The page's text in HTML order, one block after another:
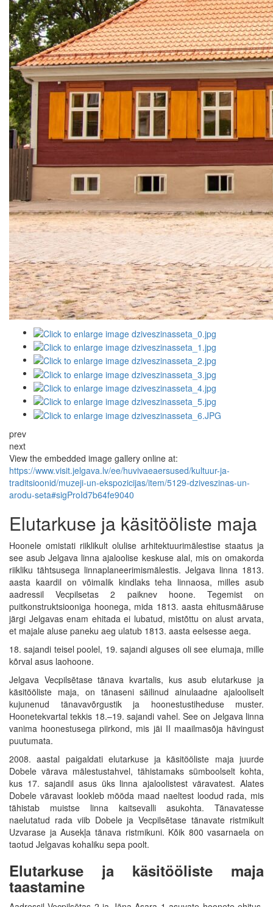
prev
next
View the embedded image gallery online at:
https://www.visit.jelgava.lv/ee/huvivaeaersused/kultuur-ja-
traditsioonid/muzeji-un-ekspozicijas/item/5129-dziveszinas-un-
arodu-seta#sigProId7b64fe9040
Elutarkuse ja käsitööliste maja
Hoonele omistati riiklikult olulise arhitektuurimälestise staatus ja
see asub Jelgava linna ajaloolise keskuse alal, mis on omakorda
riikliku tähtsusega linnaplaneerimismälestis. Jelgava linna 1813.
aasta kaardil on võimalik kindlaks teha linnaosa, milles asub
aadressil Vecpilsetas 2 paiknev hoone. Tegemist on
puitkonstruktsiooniga hoonega, mida 1813. aasta ehitusmääruse
järgi Jelgavas enam ehitada ei lubatud, mistõttu on alust arvata,
et majale aluse paneku aeg ulatub 1813. aasta eelsesse aega.
18. sajandi teisel poolel, 19. sajandi alguses oli see elumaja, mille
kõrval asus laohoone.
Jelgava Vecpilsētase tänava kvartalis, kus asub elutarkuse ja
käsitööliste maja, on tänaseni säilinud ainulaadne ajalooliselt
kujunenud tänavavõrgustik ja hoonestustiheduse muster.
Hoonetekvartal tekkis 18.–19. sajandi vahel. See on Jelgava linna
vanima hoonestusega piirkond, mis jäi II maailmasõja hävingust
puutumata.
2008. aastal paigaldati elutarkuse ja käsitööliste maja juurde
Dobele värava mälestustahvel, tähistamaks sümboolselt kohta,
kus 17. sajandil asus üks linna ajaloolistest väravatest. Alates
Dobele väravast lookleb mööda maad naeltest loodud rada, mis
tähistab muistse linna kaitsevalli asukohta. Tänavatesse
naelutatud rada viib Dobele ja Vecpilsētase tänavate ristmikult
Uzvarase ja Ausekļa tänava ristmikuni. Kõik 800 vasarnaela on
taotud Jelgavas kohaliku sepa poolt.
Elutarkuse ja käsitööliste maja
taastamine